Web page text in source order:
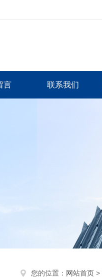
言 联系我们
您的位置： 网站首页 >